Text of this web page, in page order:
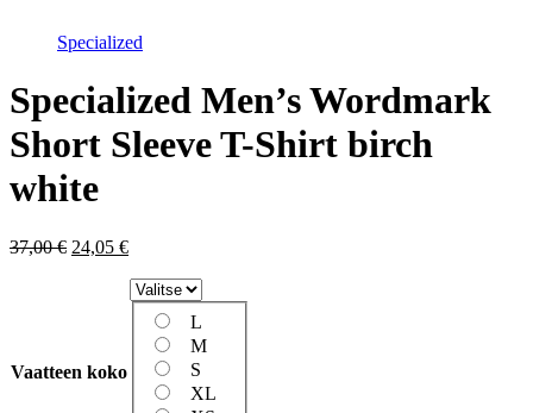
Specialized
Specialized Men’s Wordmark
Short Sleeve T-Shirt birch
white
37,00€ Alkuperäinen
24,05 €Nykyinen
on:
24,05 €.
Vaatteen koko
L
M
S
XL